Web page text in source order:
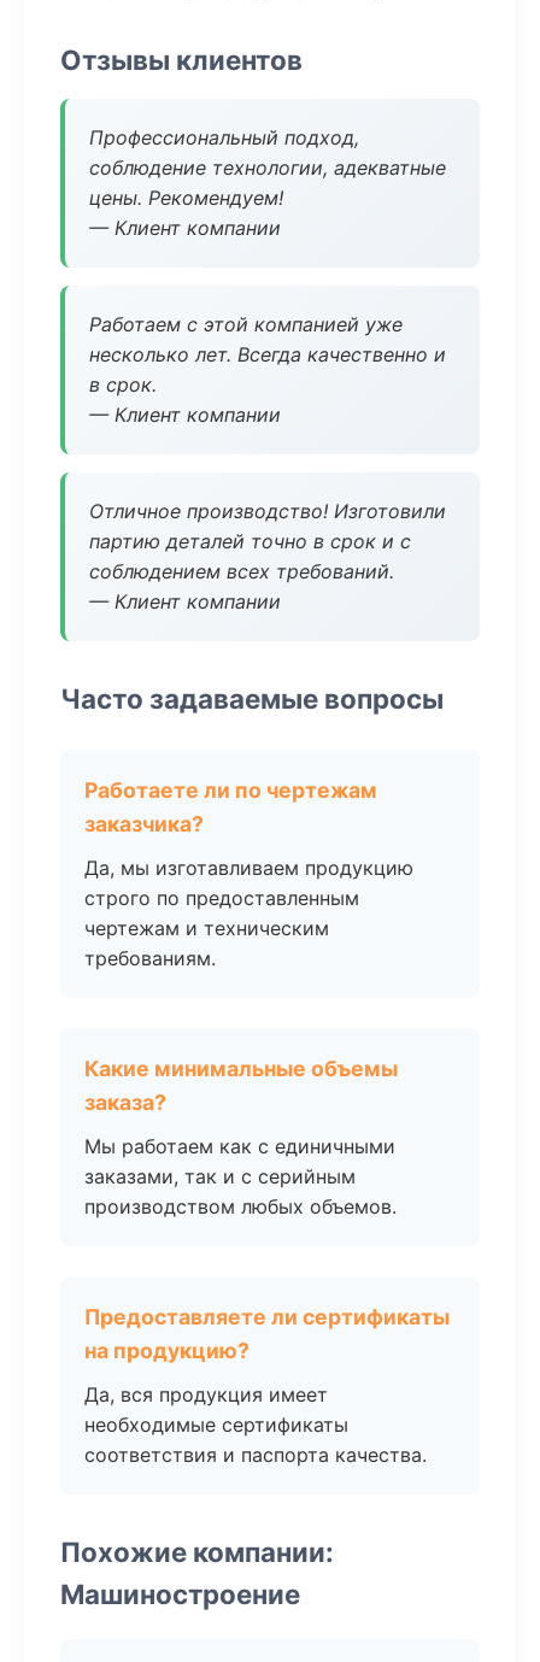
Отзывы клиентов
Профессиональный подход,
соблюдение технологии, адекватные
цены. Рекомендуем!
— Клиент компании
Работаем с этой компанией уже
несколько лет. Всегда качественно и
в срок.
— Клиент компании
Отличное производство! Изготовили
партию деталей точно в срок и с
соблюдением всех требований.
— Клиент компании
Часто задаваемые вопросы
Работаете ли по чертежам
заказчика?
Да, мы изготавливаем продукцию
строго по предоставленным
чертежам и техническим
требованиям.
Какие минимальные объемы
заказа?
Мы работаем как с единичными
заказами, так и с серийным
производством любых объемов.
Предоставляете ли сертификаты
на продукцию?
Да, вся продукция имеет
необходимые сертификаты
соответствия и паспорта качества.
Похожие компании:
Машиностроение